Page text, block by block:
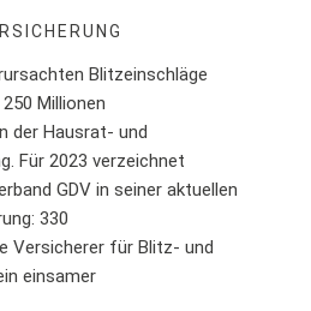
Blitzeinschläge
Millionen
der Hausrat- und
Für 2023 verzeichnet
GDV in seiner aktuellen
330
Versicherer für Blitz- und
einsamer